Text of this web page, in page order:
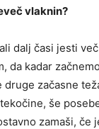
vlaknin?
dalj časi jesti
da kadar
druge začasne
še
zamaši,